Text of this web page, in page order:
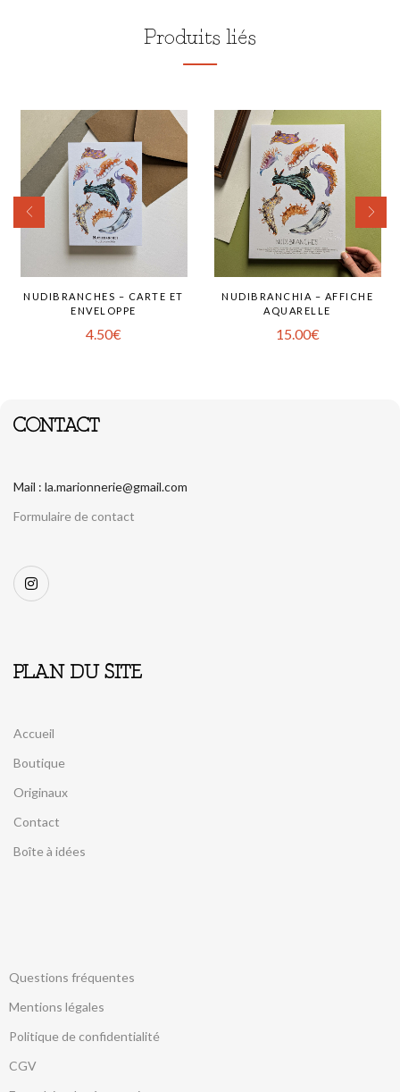
Produits liés
NUDIBRANCHES – CARTE ET
ENVELOPPE
4.50€
NUDIBRANCHIA – AFFICHE
AQUARELLE
15.00€
CONTACT
Mail : la.marionnerie@gmail.com
Formulaire de contact
PLAN DU SITE
Accueil
Boutique
Originaux
Contact
Boîte à idées
Questions fréquentes
Mentions légales
Politique de confidentialité
CGV